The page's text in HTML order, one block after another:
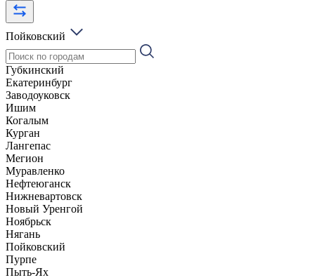
Пойковский
Губкинский
Екатеринбург
Заводоуковск
Ишим
Когалым
Курган
Лангепас
Мегион
Муравленко
Нефтеюганск
Нижневартовск
Новый Уренгой
Ноябрьск
Нягань
Пойковский
Пурпе
Пыть-Ях